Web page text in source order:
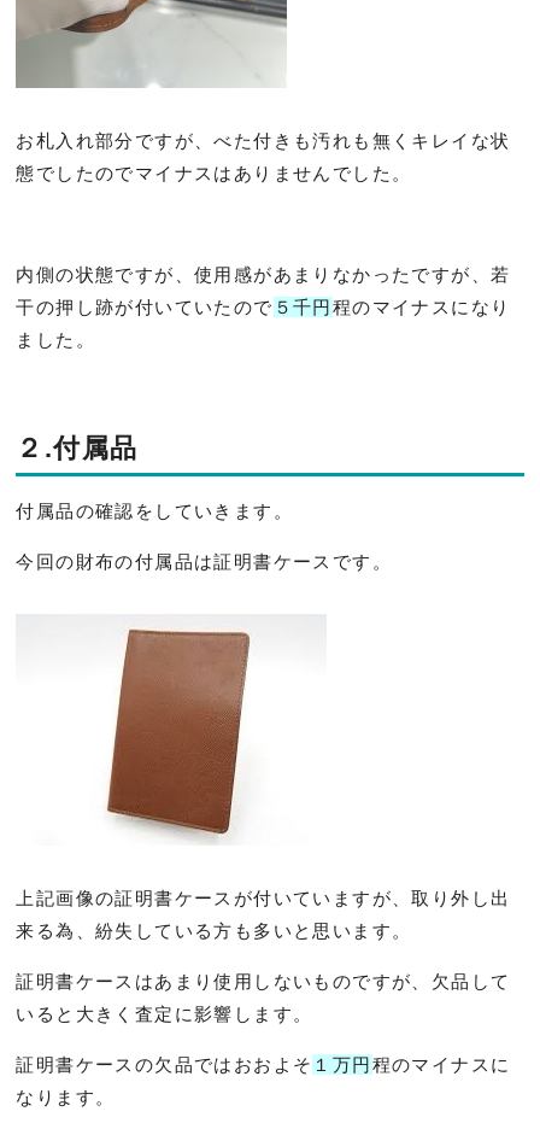
お札入れ部分ですが、べた付きも汚れも無くキレイな状
態でしたのでマイナスはありませんでした。
内側の状態ですが、使用感があまりなかったですが、若
干の押し跡が付いていたので ５千円程のマイナスになり
ました。
２.付属品
付属品の確認をしていきます。
今回の財布の付属品は証明書ケースです。
上記画像の証明書ケースが付いていますが、取り外し出
来る為、紛失している方も多いと思います。
証明書ケースはあまり使用しないものですが、欠品して
いると大きく査定に影響します。
証明書ケースの欠品ではおおよそ １万円程のマイナスに
なります。